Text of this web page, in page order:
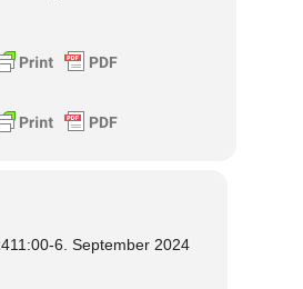
11:00-6. September 2024